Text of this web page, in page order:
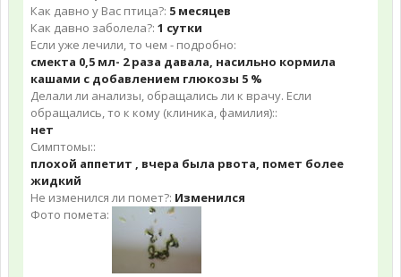
Как давно у Вас птица?: 5 месяцев
Как давно заболела?: 1 сутки
Если уже лечили, то чем - подробно:
смекта 0,5 мл- 2 раза давала, насильно кормила
кашами с добавлением глюкозы 5 %
Делали ли анализы, обращались ли к врачу. Если
обращались, то к кому (клиника, фамилия)::
нет
Симптомы::
плохой аппетит , вчера была рвота, помет более
жидкий
Не изменился ли помет?: Изменился
Фото помета: